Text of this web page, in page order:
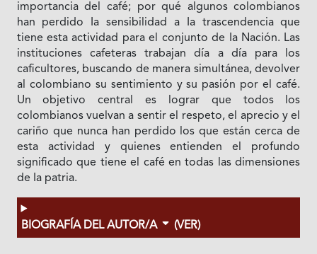
importancia del café; por qué algunos colombianos
han perdido Ia sensibilidad a Ia trascendencia que
tiene esta actividad para el conjunto de Ia Nación. Las
instituciones cafeteras trabajan día a día para los
caficultores, buscando de manera simultánea, devolver
al colombiano su sentimiento y su pasión por el café.
Un objetivo central es lograr que todos los
colombianos vuelvan a sentir el respeto, el aprecio y el
cariño que nunca han perdido los que están cerca de
esta actividad y quienes entienden el profundo
significado que tiene el café en todas las dimensiones
de Ia patria.
BIOGRAFÍA DEL AUTOR/A (VER)